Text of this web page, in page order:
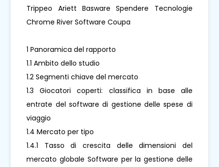
Trippeo Ariett Basware Spendere Tecnologie
Chrome River Software Coupa
1 Panoramica del rapporto
1.1 Ambito dello studio
1.2 Segmenti chiave del mercato
1.3 Giocatori coperti: classifica in base alle
entrate del software di gestione delle spese di
viaggio
1.4 Mercato per tipo
1.4.1 Tasso di crescita delle dimensioni del
mercato globale Software per la gestione delle